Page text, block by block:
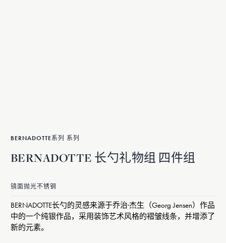
BERNADOTTE系列 系列
BERNADOTTE 长勺礼物组 四件组
镜面抛光不锈钢
BERNADOTTE长勺的灵感来源于乔治·杰生（Georg Jensen）作品
中的一个纯银作品，采用装饰艺术风格的褶皱线条，并增添了
新的元素。